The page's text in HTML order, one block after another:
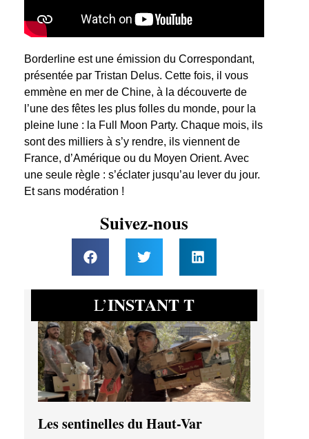
Borderline est une émission du Correspondant,
présentée par Tristan Delus. Cette fois, il vous
emmène en mer de Chine, à la découverte de
l’une des fêtes les plus folles du monde, pour la
pleine lune : la Full Moon Party. Chaque mois, ils
sont des milliers à s’y rendre, ils viennent de
France, d’Amérique ou du Moyen Orient. Avec
une seule règle : s’éclater jusqu’au lever du jour.
Et sans modération !
Suivez-nous
L’INSTANT T
Les sentinelles du Haut-Var